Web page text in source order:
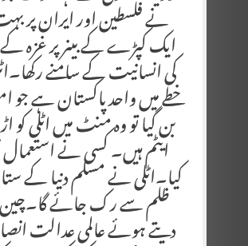
نے فلسطین اور ایران پر
ایک کپڑے کے بینر پر غزہ
کی انسانیت کے سامنے
خطے میں واحد پاکستان ہے جو
ایٹم ہیں۔ کسی نے
ظلم سے رک جائے گا۔چین
دیتے ہوئے عالمی عدالت